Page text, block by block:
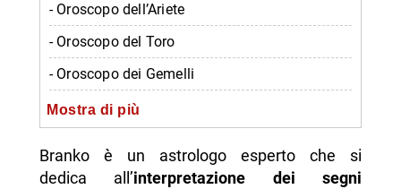
- Oroscopo dell’Ariete
- Oroscopo del Toro
- Oroscopo dei Gemelli
- Oroscopo del Cancro
- Oroscopo della Vergine
Mostra di più
Branko è un astrologo esperto che si
dedica all’interpretazione dei segni